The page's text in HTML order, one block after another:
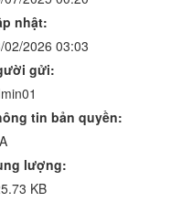
nhật:
02/2026 03:03
gửi:
tin bản quyền:
lượng:
KB